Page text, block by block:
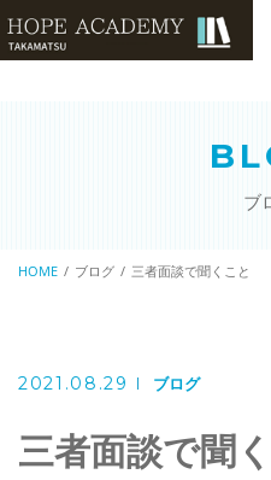
小学生コース / 高学年～
高校生コース（3科目）
英会話コース（幼児～
ブ
HOME ブログ 三者面談で聞くこと
2021.08.29 ブログ
三者面談で聞